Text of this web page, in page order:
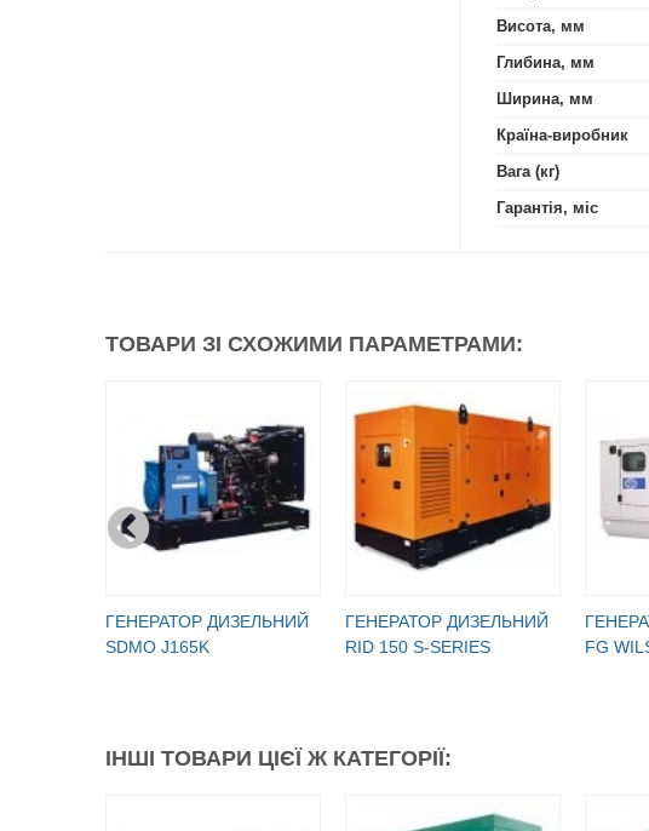
Висота, мм
Глибина, мм
Ширина, мм
Країна-виробник
Вага (кг)
Гарантія, міс
ТОВАРИ ЗІ СХОЖИМИ ПАРАМЕТРАМИ:
ГЕНЕРАТОР ДИЗЕЛЬНИЙ
SDMO J165K
ГЕНЕРАТОР ДИЗЕЛЬНИЙ
RID 150 S-SERIES
FG
ІНШІ ТОВАРИ ЦІЄЇ Ж КАТЕГОРІЇ: